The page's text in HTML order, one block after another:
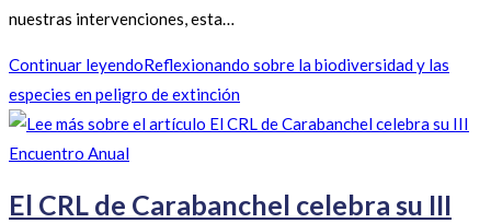
nuestras intervenciones, esta…
Continuar leyendoReflexionando sobre la biodiversidad y las
especies en peligro de extinción
El CRL de Carabanchel celebra su III